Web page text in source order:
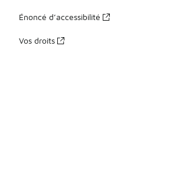
Énoncé d’accessibilité
Vos droits